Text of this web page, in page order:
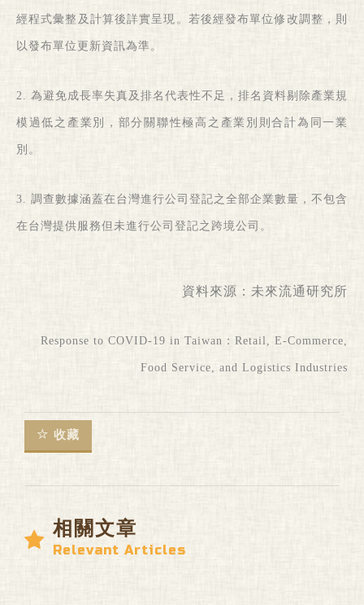
經程式彙整及計算後詳實呈現。若後經發布單位修改調整，則
以發布單位更新資訊為準。
2. 為避免成長率失真及排名代表性不足，排名資料剔除產業規
模過低之產業別，部分關聯性極高之產業別則合計為同一業
別。
3. 調查數據涵蓋在台灣進行公司登記之全部企業數量，不包含
在台灣提供服務但未進行公司登記之跨境公司。
資料來源： 未來流通研究所
Response to COVID-19 in Taiwan：Retail, E-Commerce,
Food Service, and Logistics Industries
收藏
相關文章
Relevant Articles